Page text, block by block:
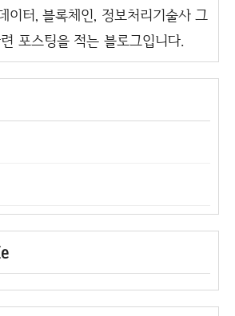
이터, 블록체인, 정보처리기술사 그
포스팅을 적는 블로그입니다.